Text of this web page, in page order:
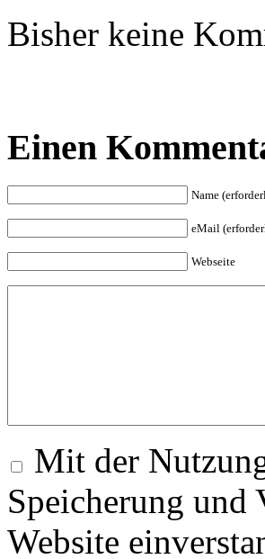
Bisher keine
Einen
Name
eMail
Webseite
Mit der
Speicherung und
Website